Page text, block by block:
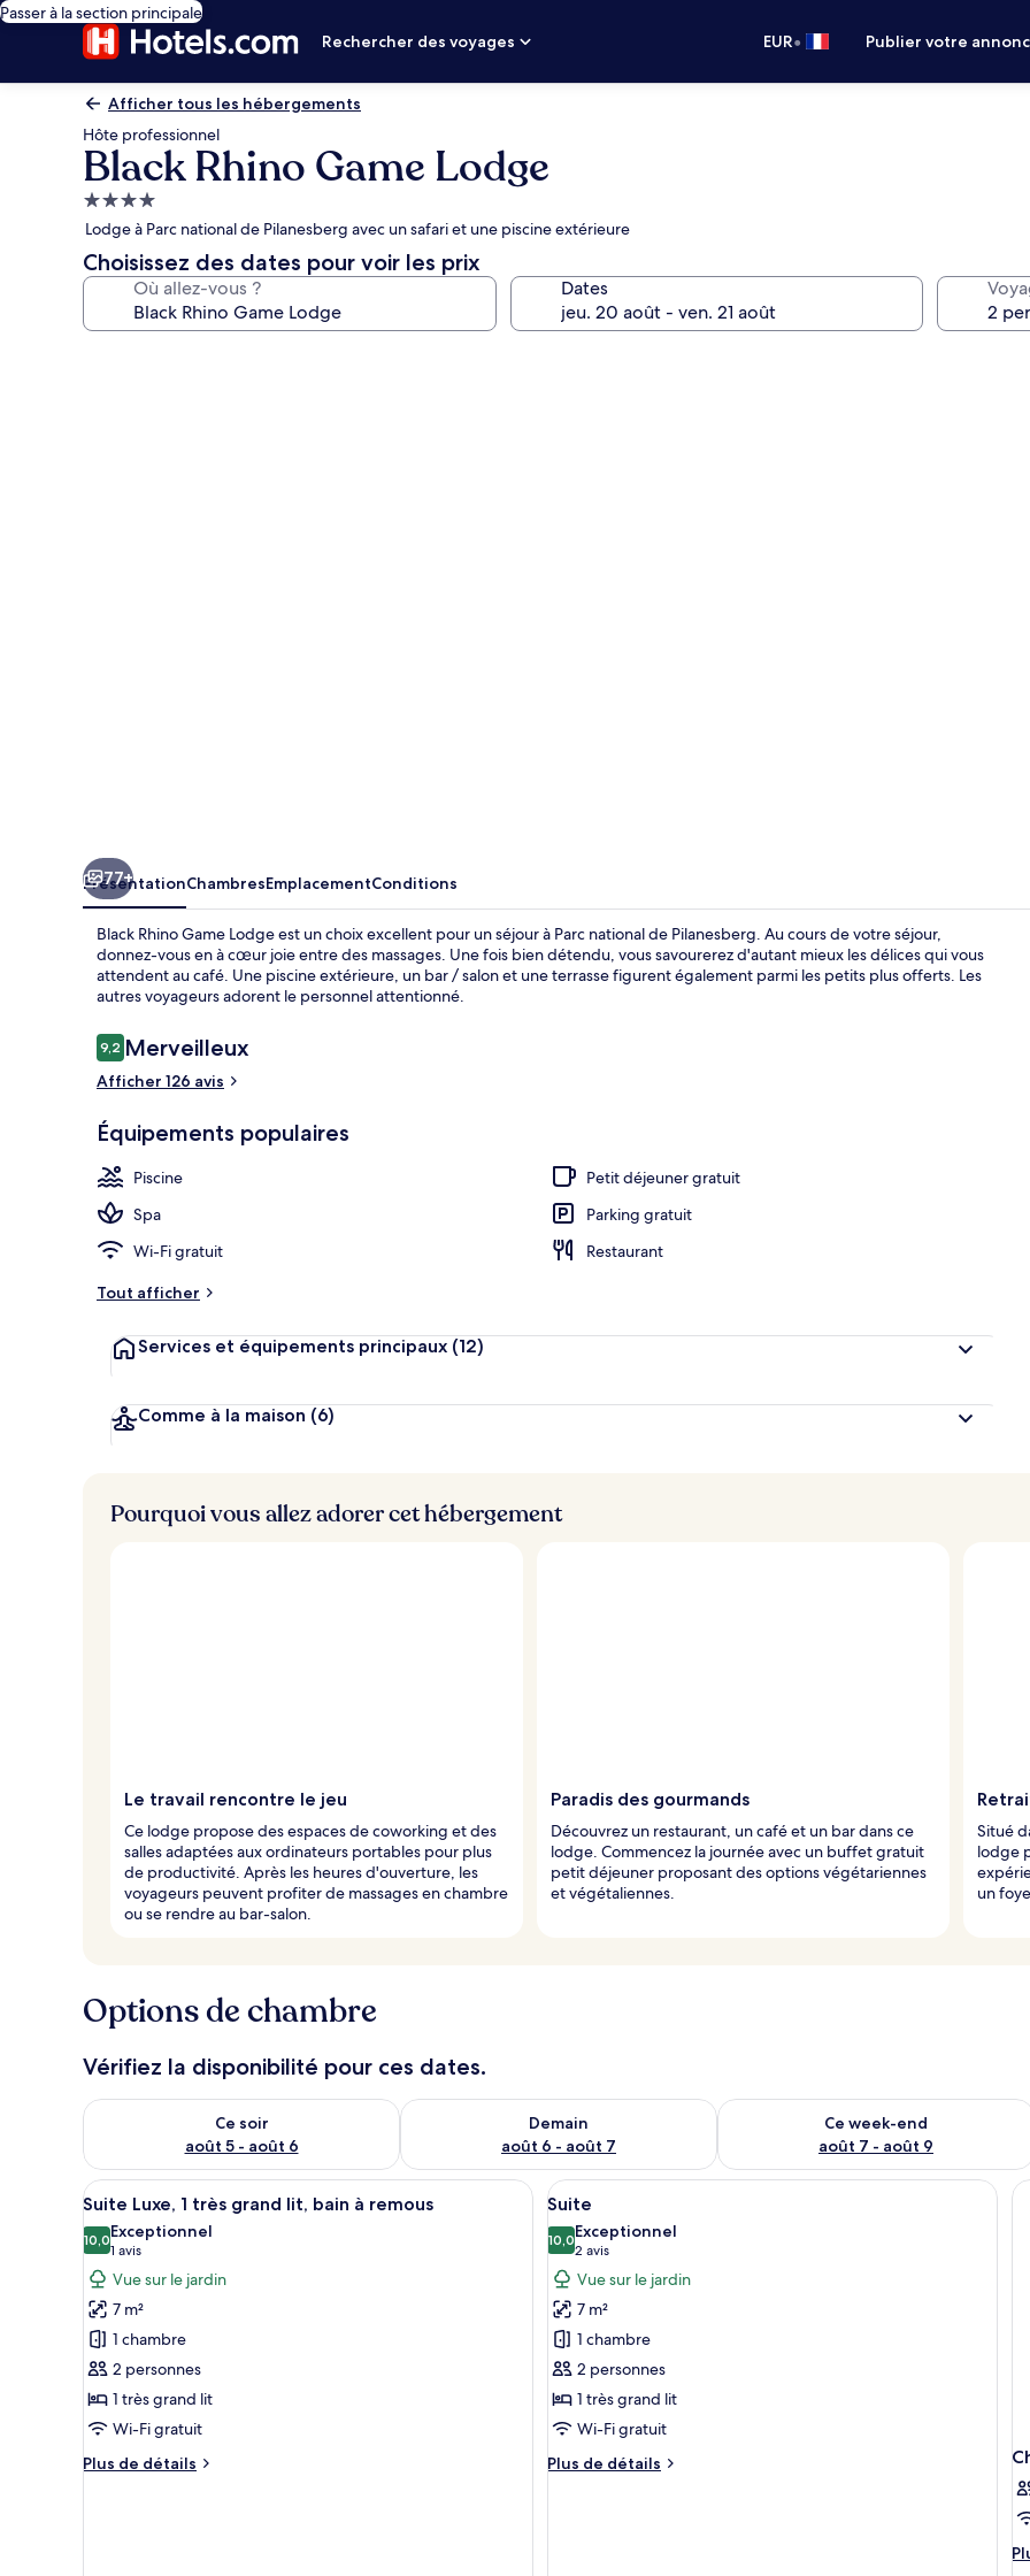
Passer à la section principale
Rechercher des voyages
EUR• Publier votre
Afficher tous les hébergements
Hôte professionnel
Black Rhino Game Lodge
Hébergement
4.0 étoiles
Lodge à Parc national de Pilanesberg avec un safari et une piscine extérieure
Choisissez des dates pour voir les prix
Où allez-vous ? Dates
77+
PrésentationChambresEmplacementConditions
Black Rhino Game Lodge est un choix excellent pour un séjour à Parc national de Pilanesberg. Au cours de votre séjour,
donnez-vous en à cœur joie entre des massages. Une fois bien détendu, vous savourerez d'autant mieux les délices qui vous
attendent au café. Une piscine extérieure, un bar / salon et une terrasse figurent également parmi les petits plus offerts. Les
autres voyageurs adorent le personnel attentionné.
Avis
voyageurs
9,29,2 sur 10
Merveilleux
Afficher 126 avis
Équipements populaires
Piscine
Petit déjeuner gratuit
Spa
Parking gratuit
Wi-Fi gratuit
Restaurant
Tout afficher
Services et équipements principaux (12)
Comme à la maison (6)
Pourquoi vous allez adorer cet hébergement
Le travail rencontre le jeu
Ce lodge propose des espaces de coworking et des
salles adaptées aux ordinateurs portables pour plus
de productivité. Après les heures d'ouverture, les
voyageurs peuvent profiter de massages en chambre
ou se rendre au bar-salon.
Paradis des gourmands
Découvrez un restaurant, un café et un bar dans ce
lodge. Commencez la journée avec un buffet gratuit
petit déjeuner proposant des options végétariennes
et végétaliennes.
Situé
lodge
un
Options de chambre
Vérifiez la disponibilité pour ces dates.
Ce soir
août 5 - août 6
Vérifier la disponibilité pour ce soir août 5 - août 6
Demain
août 6 - août 7
Vérifier la disponibilité pour demain août 6 - août 7
Ce week-end
août 7 - août 9
Vérifier la disponibilité pour ce week-
Afficher
toutes
les
photos
pour
ce
type
de
chambre :
Suite
Luxe,
Une chambre moderne avec un grand lit, un canapé et une vue sur les arbres par la fenêtre.
14
Suite Luxe, 1 très grand lit, bain à remous
10,010,0 sur 10
Exceptionnel
1 avis
(1 avis)
Vue sur le jardin
7 m²
1 chambre
2 personnes
1 très grand lit
Wi-Fi gratuit
Plus de détails
Plus
Afficher
toutes
les
photos
pour
ce
type
de
chambre :
Suite
Une chambre avec un grand lit, un
11
Suite
10,010,0 sur 10
Exceptionnel
2 avis
(2 avis)
Vue sur le jardin
7 m²
1 chambre
2 personnes
1 très grand lit
Wi-Fi gratuit
Plus de détails
Plus